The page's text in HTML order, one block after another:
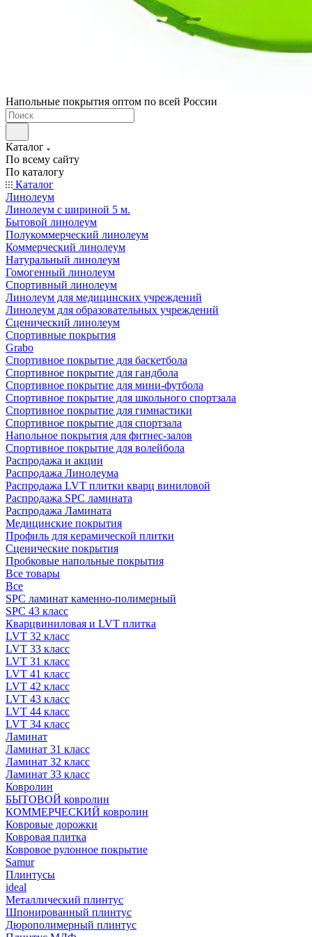
Напольные покрытия оптом по всей России
Каталог
По всему сайту
По каталогу
Каталог
Линолеум
Линолеум с шириной 5 м.
Бытовой линолеум
Полукоммерческий линолеум
Коммерческий линолеум
Натуральный линолеум
Гомогенный линолеум
Спортивный линолеум
Линолеум для медицинских учреждений
Линолеум для образовательных учреждений
Сценический линолеум
Спортивные покрытия
Grabo
Спортивное покрытие для баскетбола
Спортивное покрытие для гандбола
Спортивное покрытие для мини-футбола
Спортивное покрытие для школьного спортзала
Спортивное покрытие для гимнастики
Спортивное покрытие для спортзала
Напольное покрытия для фитнес-залов
Спортивное покрытие для волейбола
Распродажа и акции
Распродажа Линолеума
Распродажа LVT плитки кварц виниловой
Распродажа SPC ламината
Распродажа Ламината
Медицинские покрытия
Профиль для керамической плитки
Сценические покрытия
Пробковые напольные покрытия
Все товары
Все
SPC ламинат каменно-полимерный
SPC 43 класс
Кварцвиниловая и LVT плитка
LVT 32 класс
LVT 33 класс
LVT 31 класс
LVT 41 класс
LVT 42 класс
LVT 43 класс
LVT 44 класс
LVT 34 класс
Ламинат
Ламинат 31 класс
Ламинат 32 класс
Ламинат 33 класс
Ковролин
БЫТОВОЙ ковролин
КОММЕРЧЕСКИЙ ковролин
Ковровые дорожки
Ковровая плитка
Ковровое рулонное покрытие
Samur
Плинтусы
ideal
Металлический плинтус
Шпонированный плинтус
Дюрополимерный плинтус